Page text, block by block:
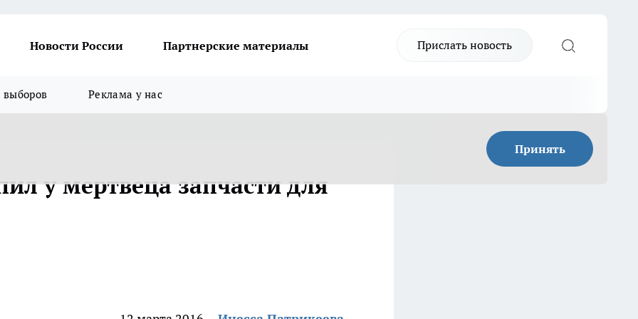
Новости России Партнерские материалы Прислать новость
выборов Реклама у нас
Принять
у мертвеца запчасти для